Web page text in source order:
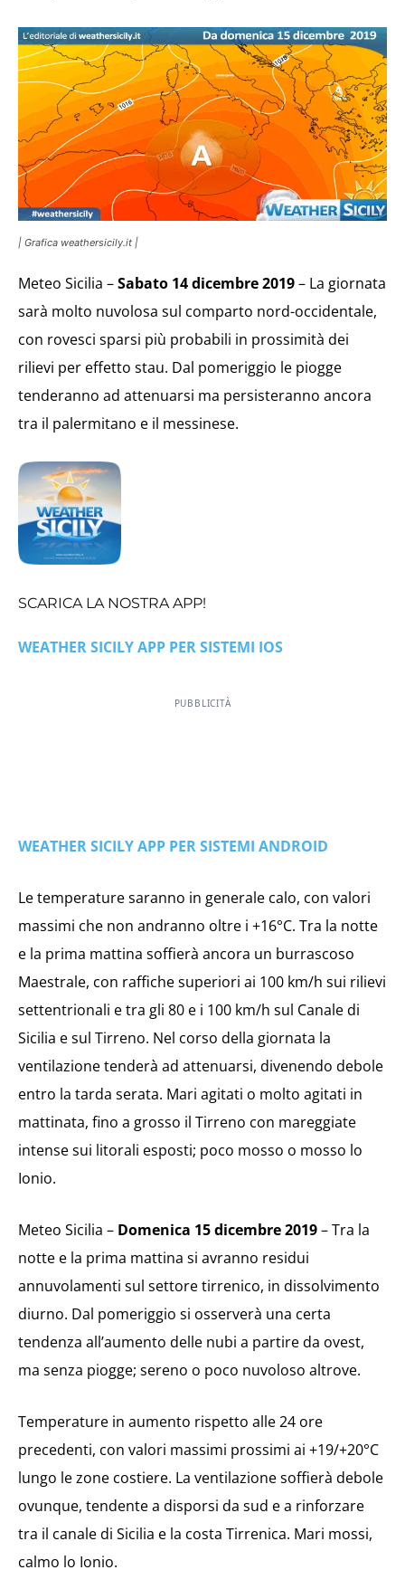
| Grafica weathersicily.it |
Meteo Sicilia –Sabato 14 dicembre 2019– La giornata
sarà molto nuvolosa sul comparto nord-occidentale,
con rovesci sparsi più probabili in prossimità dei
rilievi per effetto stau. Dal pomeriggio le piogge
tenderanno ad attenuarsi ma persisteranno ancora
tra il palermitano e il messinese.
SCARICA LA NOSTRA APP!
WEATHER SICILY APP PER SISTEMI IOS
PUBBLICITÀ
WEATHER SICILY APP PER SISTEMI ANDROID
Le temperature saranno in generale calo, con valori
massimi che non andranno oltre i +16°C. Tra la notte
e la prima mattina soffierà ancora un burrascoso
Maestrale, con raffiche superiori ai 100 km/h sui rilievi
settentrionali e tra gli 80 e i 100 km/h sul Canale di
Sicilia e sul Tirreno. Nel corso della giornata la
ventilazione tenderà ad attenuarsi, divenendo debole
entro la tarda serata. Mari agitati o molto agitati in
mattinata, fino a grosso il Tirreno con mareggiate
intense sui litorali esposti; poco mosso o mosso lo
Ionio.
Meteo Sicilia – Domenica 15 dicembre 2019– Tra la
notte e la prima mattina si avranno residui
annuvolamenti sul settore tirrenico, in dissolvimento
diurno. Dal pomeriggio si osserverà una certa
tendenza all’aumento delle nubi a partire da ovest,
ma senza piogge; sereno o poco nuvoloso altrove.
Temperature in aumento rispetto alle 24 ore
precedenti, con valori massimi prossimi ai +19/+20°C
lungo le zone costiere. La ventilazione soffierà debole
ovunque, tendente a disporsi da sud e a rinforzare
tra il canale di Sicilia e la costa Tirrenica. Mari mossi,
calmo lo Ionio.